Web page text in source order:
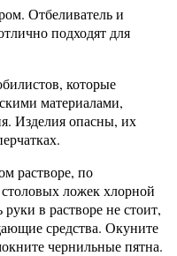
Отбеливатель и
подходят для
которые
материалами,
Изделия опасны, их
растворе, по
ложек хлорной
в растворе не стоит,
средства. Окуните
чернильные пятна.